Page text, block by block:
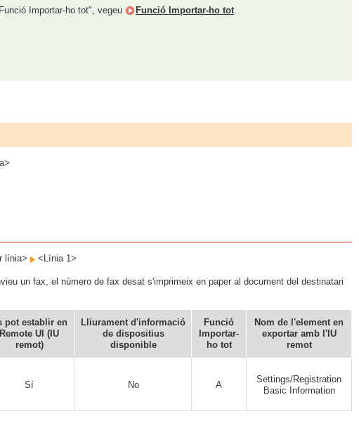
Importar-ho tot", vegeu Funció Importar-ho tot.
línia> <Línia 1>
un fax, el número de fax desat s'imprimeix en paper al document del destinatari
pot establir en
Remote UI (IU
remot)
Lliurament d'informació
de dispositius
disponible
Funció
Importar-
ho tot
Nom de l'element en
exportar amb l'IU
remot
Sí No A
Settings/Registration
Basic Information